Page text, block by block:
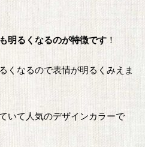
明るくなるのが特徴です！
くなるので表情が明るくみえま
いて人気のデザインカラーで